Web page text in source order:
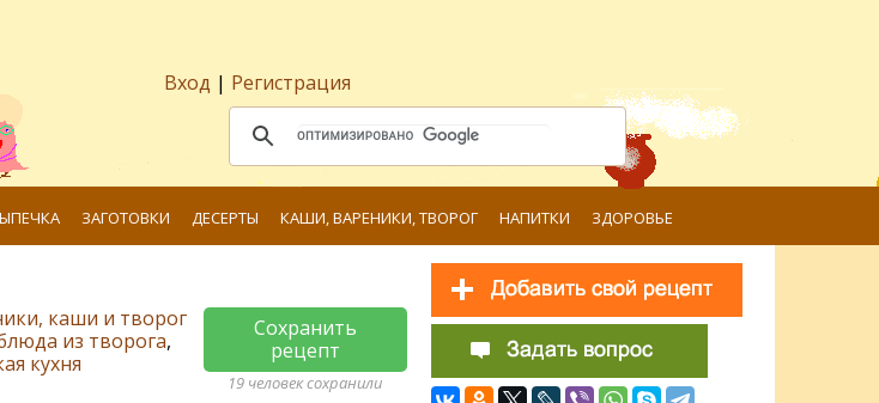
Вход | Регистрация
ЗАГОТОВКИ ДЕСЕРТЫ КАШИ, ВАРЕНИКИ, ТВОРОГ НАПИТКИ ЗДОРОВЬЕ
каши и творог
из творога,
кухня
Сохранить
рецепт
19 человек сохранили